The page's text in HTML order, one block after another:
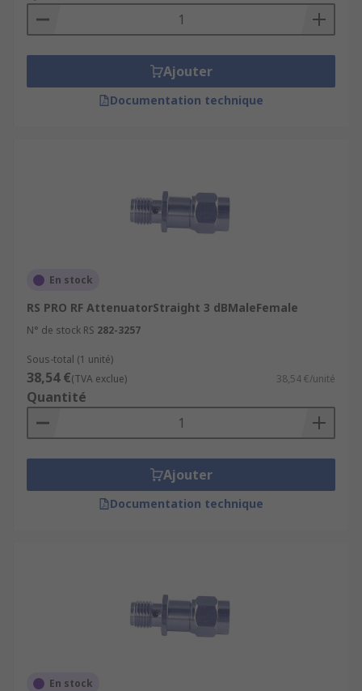
Ajouter
Documentation technique
En stock
RS PRO RF AttenuatorStraight 3 dBMaleFemale
N° de stock RS 282-3257
Sous-total (1 unité)
38,54 €(TVA exclue) 38,54 €/unité
Quantité
Ajouter
Documentation technique
En stock